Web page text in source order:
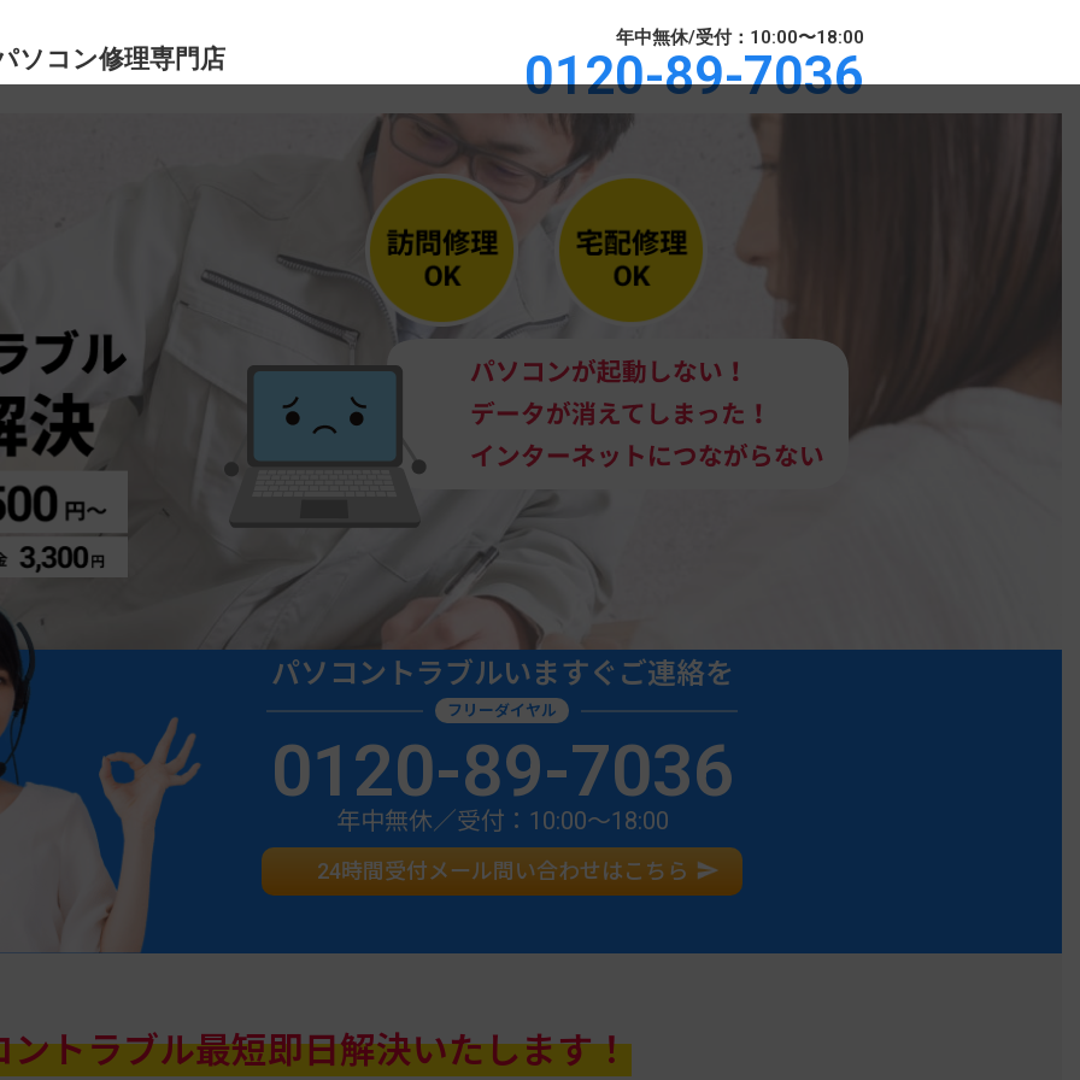
ソコン修理専門店
年中無休/受付：10:00〜18:00
0120-89-7036
パソコントラブルいますぐご連絡を
フリーダイヤル
0120-89-7036
年中無休／受付：10:00〜18:00
24時間受付メール問い合わせはこちら
ントラブル最短即日解決いたします！